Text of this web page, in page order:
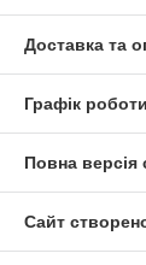
Доставка та
Графік роботи
Повна версія
Сайт